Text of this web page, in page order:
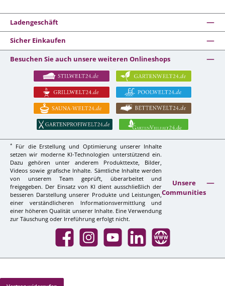
Ladengeschäft
Sicher Einkaufen
Besuchen Sie auch unsere weiteren Onlineshops
*
Für die Erstellung und Optimierung unserer Inhalte
setzen wir moderne KI-Technologien unterstützend ein.
Dazu gehören unter anderem Produkttexte, Bilder,
Videos sowie grafische Inhalte. Sämtliche Inhalte werden
von unserem Team geprüft, überarbeitet und
freigegeben. Der Einsatz von KI dient ausschließlich der
besseren Darstellung unserer Produkte und Leistungen,
einer verständlicheren Informationsvermittlung und
einer höheren Qualität unserer Inhalte. Eine Verwendung
zur Täuschung oder Irreführung erfolgt nicht.
Unsere
Communities
Facebook InstagramYouTube LinkedIn Website